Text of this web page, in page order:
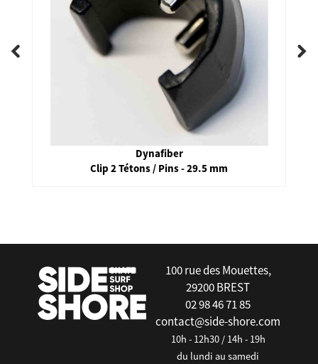
Dynafiber
Clip 2 Tétons / Pins - 29.5 mm
100 rue des Mouettes,
29200 BREST
02 98 46 71 85
contact@side-shore.com
10h - 12h30 / 14h - 19h
du lundi au samedi